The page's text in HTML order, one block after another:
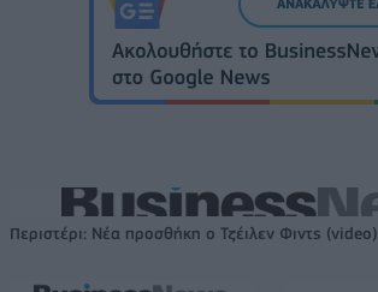
Περιστέρι: Νέα προσθήκη ο Τζέιλεν Φιντς (video)